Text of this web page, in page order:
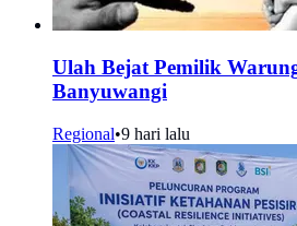
Ulah Bejat Pemilik
Banyuwangi
Regional•9 hari lalu